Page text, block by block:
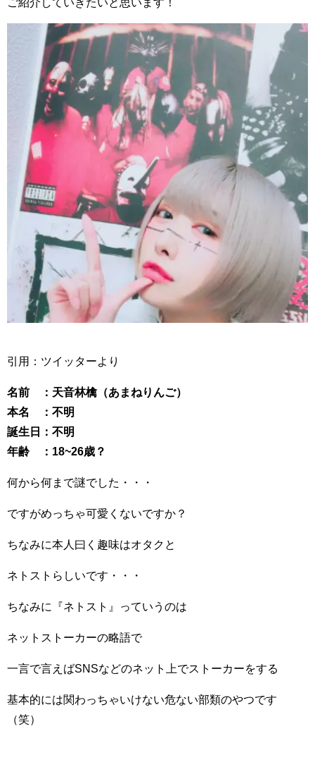
引用：ツイッターより
名前 ：天音林檎（あまねりんご）
本名 ：不明
誕生日：不明
年齢 ：18~26歳？
何から何まで謎でした・・・
ですがめっちゃ可愛くないですか？
ちなみに本人曰く趣味はオタクと
ネトストらしいです・・・
ちなみに『ネトスト』っていうのは
ネットストーカーの略語で
一言で言えばSNSなどのネット上でストーカーをする
基本的には関わっちゃいけない危ない部類のやつです
（笑）